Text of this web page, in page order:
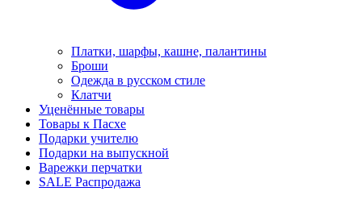
Платки, шарфы, кашне, палантины
Броши
Одежда в русском стиле
Клатчи
Уценённые товары
Товары к Пасхе
Подарки учителю
Подарки на выпускной
Варежки перчатки
SALE Распродажа